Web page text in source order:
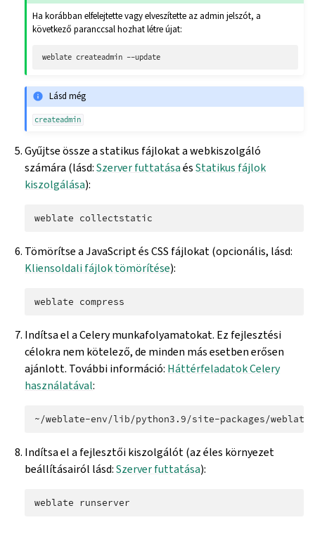
Ha korábban elfelejtette vagy elveszítette az admin jelszót, a
következő paranccsal hozhat létre újat:
weblate createadmin
Lásd még
createadmin
Gyűjtse össze a statikus fájlokat a webkiszolgáló
számára (lásd:Szerver futtatásaésStatikus fájlok
kiszolgálása):
weblate
Tömörítse a JavaScript és CSS fájlokat (opcionális, lásd:
Kliensoldali fájlok tömörítése):
weblate
Indítsa el a Celery munkafolyamatokat. Ez fejlesztési
célokra nem kötelező, de minden más esetben erősen
ajánlott. További információ: Háttérfeladatok Celery
használatával:
~/weblate-env/lib/python3.9/site-packages/
Indítsa el a fejlesztői kiszolgálót (az éles környezet
beállításairól lásd:Szerver futtatása):
weblate